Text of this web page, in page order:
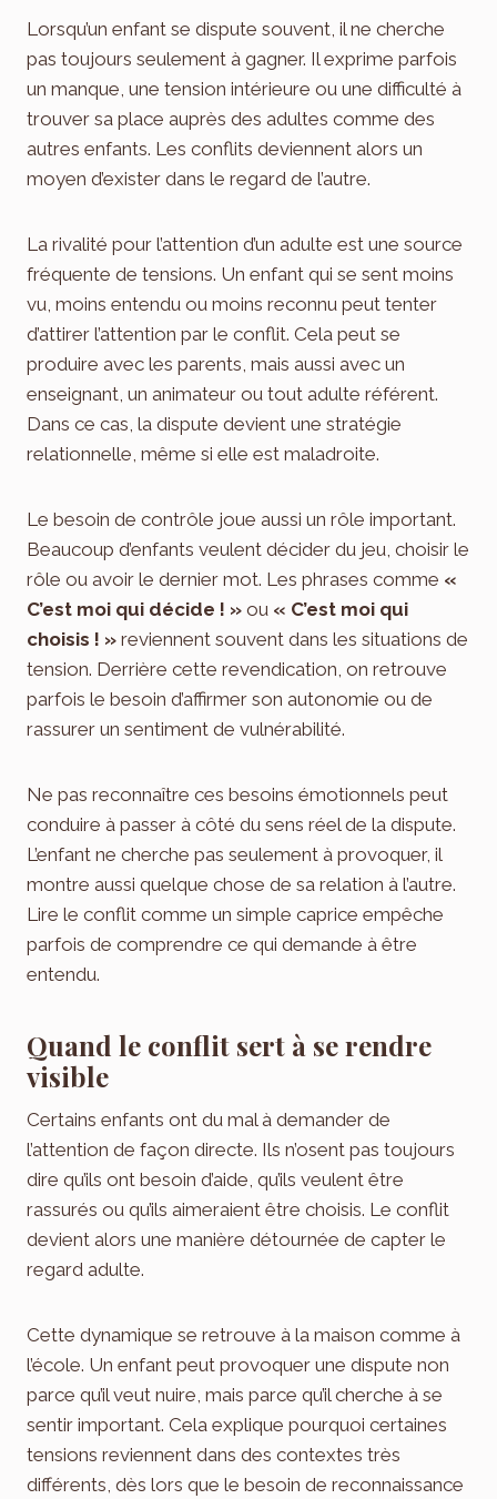
Lorsqu’un enfant se dispute souvent, il ne cherche
pas toujours seulement à gagner. Il exprime parfois
un manque, une tension intérieure ou une difficulté à
trouver sa place auprès des adultes comme des
autres enfants. Les conflits deviennent alors un
moyen d’exister dans le regard de l’autre.
La rivalité pour l’attention d’un adulte est une source
fréquente de tensions. Un enfant qui se sent moins
vu, moins entendu ou moins reconnu peut tenter
d’attirer l’attention par le conflit. Cela peut se
produire avec les parents, mais aussi avec un
enseignant, un animateur ou tout adulte référent.
Dans ce cas, la dispute devient une stratégie
relationnelle, même si elle est maladroite.
Le besoin de contrôle joue aussi un rôle important.
Beaucoup d’enfants veulent décider du jeu, choisir le
rôle ou avoir le dernier mot. Les phrases comme «
C’est moi qui décide ! » ou « C’est moi qui
choisis ! » reviennent souvent dans les situations de
tension. Derrière cette revendication, on retrouve
parfois le besoin d’affirmer son autonomie ou de
rassurer un sentiment de vulnérabilité.
Ne pas reconnaître ces besoins émotionnels peut
conduire à passer à côté du sens réel de la dispute.
L’enfant ne cherche pas seulement à provoquer, il
montre aussi quelque chose de sa relation à l’autre.
Lire le conflit comme un simple caprice empêche
parfois de comprendre ce qui demande à être
entendu.
Quand le conflit sert à se rendre
visible
Certains enfants ont du mal à demander de
l’attention de façon directe. Ils n’osent pas toujours
dire qu’ils ont besoin d’aide, qu’ils veulent être
rassurés ou qu’ils aimeraient être choisis. Le conflit
devient alors une manière détournée de capter le
regard adulte.
Cette dynamique se retrouve à la maison comme à
l’école. Un enfant peut provoquer une dispute non
parce qu’il veut nuire, mais parce qu’il cherche à se
sentir important. Cela explique pourquoi certaines
tensions reviennent dans des contextes très
différents, dès lors que le besoin de reconnaissance